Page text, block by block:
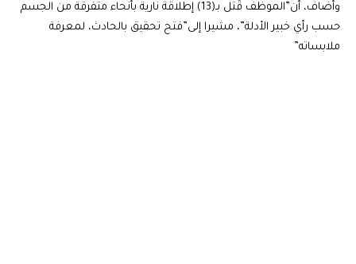
وأضاف، أن”الموظف قُتل بـ(13) إطلاقة نارية بأنحاء متفرقة من الجسم
حسب رأي خبير الأدلة”، مشيرا إلى”فتح تحقيق بالحادث، لمعرفة
ملابساته”